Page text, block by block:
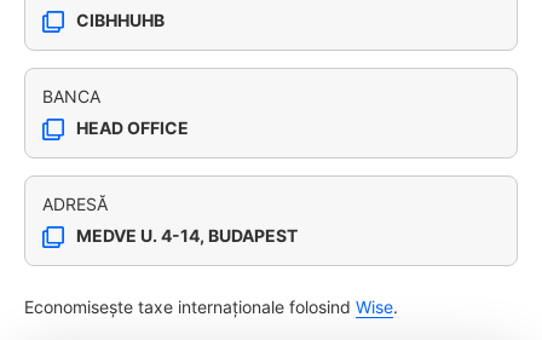
CIBHHUHB
BANCA
HEAD OFFICE
ADRESĂ
MEDVE U. 4-14, BUDAPEST
Economisește taxe internaționale folosind Wise.